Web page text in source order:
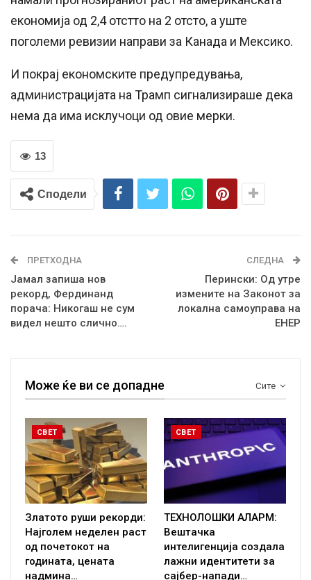
економија од 2,4 отстто на 2 отсто, а уште
поголеми ревизии направи за Канада и Мексико.
И покрај економските предупредувања,
администрацијата на Трамп сигнализираше дека
нема да има исклучоци од овие мерки.
13
Сподели
ПРЕТХОДНА
Јамал запиша нов
рекорд, Фердинанд
порача: Никогаш не сум
видел нешто слично….
СЛЕДНА
Перински: Од утре
измените на Законот за
локална самоуправа на
ЕНЕР
Сите
Може ќе ви се допадне
СВЕТ
Златото руши рекорди:
Најголем неделен раст
од почетокот на
годината, цената
надмина…
СВЕТ
ТЕХНОЛОШКИ АЛАРМ:
Вештачка
интелигенција создала
лажни идентитети за
сајбер-напади…